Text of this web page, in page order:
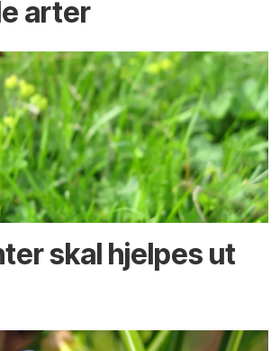
arter
skal hjelpes ut